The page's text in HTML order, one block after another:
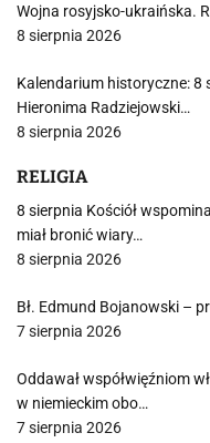
Wojna rosyjsko-ukraińska.
8 sierpnia 2026
Kalendarium historyczne: 8
Hieronima Radziejowski…
8 sierpnia 2026
RELIGIA
8 sierpnia Kościół
miał bronić wiary…
8 sierpnia 2026
Bł. Edmund Bojanowski –
7 sierpnia 2026
Oddawał współwięźniom
w niemieckim obo…
7 sierpnia 2026